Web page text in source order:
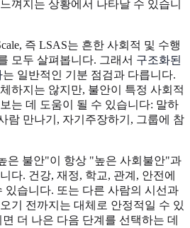
껴지는 상황에서 나타날 수 있습니
즉 LSAS는 흔한 사회적 및 수행
모두 살펴봅니다. 그래서 구조화된
는 일반적인 기분 점검과 다릅니다.
하지는 않지만, 불안이 특정 사회적
는 데 도움이 될 수 있습니다: 말하
람 만나기, 자기주장하기, 그룹에 참
은 불안"이 항상 "높은 사회불안"과
다. 건강, 재정, 학교, 관계, 안전에
있습니다. 또는 다른 사람의 시선과
기 전까지는 대체로 안정적일 수 있
더 나은 다음 단계를 선택하는 데